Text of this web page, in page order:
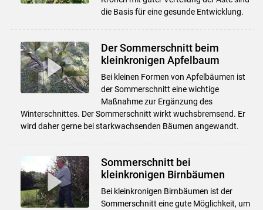
die Basis für eine gesunde Entwicklung.
Der Sommerschnitt beim
kleinkronigen Apfelbaum
Bei kleinen Formen von Apfelbäumen ist
der Sommerschnitt eine wichtige
Maßnahme zur Ergänzung des
Winterschnittes. Der Sommerschnitt wirkt wuchsbremsend. Er
wird daher gerne bei starkwachsenden Bäumen angewandt.
Sommerschnitt bei
kleinkronigen Birnbäumen
Bei kleinkronigen Birnbäumen ist der
Sommerschnitt eine gute Möglichkeit, um